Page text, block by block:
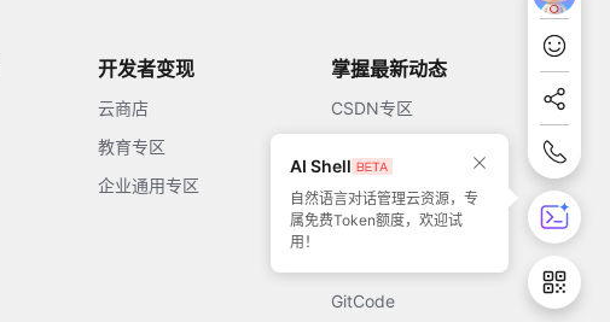
开发者变现
云商店
教育专区
企业通用专区
掌握最新动态
CSDN专区
51CTO
GitCode
AI Shell
自然语言对话管理云资源，专
属免费Token额度，欢迎试
用！